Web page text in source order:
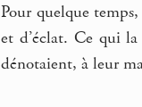
Pour quelque
et d’éclat. Ce qui
dénotaient, à leur